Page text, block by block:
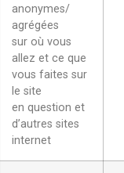
anonymes/
agrégées
sur où vous
allez et ce que
vous faites sur
le site
en question et
d’autres sites
internet